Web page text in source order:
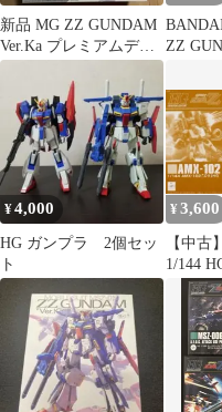
新品 MG ZZ GUNDAM
Ver.Ka プレミアムデカ
ール付属
ZZ
¥4,000
HG ガンプラ 2個セッ
ト
¥3,600
【中古
1/144
ズサ
ムZZ
ダイ限